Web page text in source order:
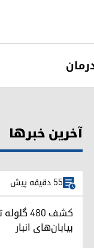
آخرین خبرها
55 دقیقه پیش
کشف
بیابان‌های انبار